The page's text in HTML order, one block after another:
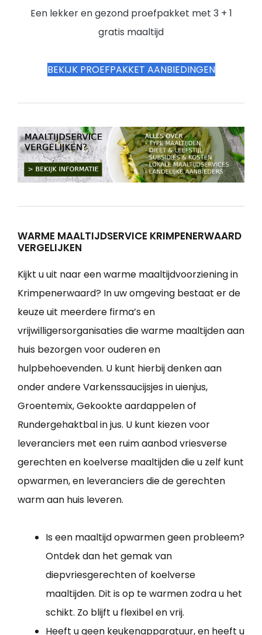
Een lekker en gezond proefpakket met 3 + 1
gratis maaltijd
BEKIJK PROEFPAKKET AANBIEDINGEN
WARME MAALTIJDSERVICE KRIMPENERWAARD
VERGELIJKEN
Kijkt u uit naar een warme maaltijdvoorziening in
Krimpenerwaard? In uw omgeving bestaat er de
keuze uit meerdere firma’s en
vrijwilligersorganisaties die warme maaltijden aan
huis bezorgen voor ouderen en
hulpbehoevenden. U kunt hierbij denken aan
onder andere Varkenssaucijsjes in uienjus,
Groentemix, Gekookte aardappelen of
Rundergehaktbal in jus. U kunt kiezen voor
leveranciers met een ruim aanbod vriesverse
gerechten en koelverse maaltijden die u zelf kunt
opwarmen, en leveranciers die de gerechten
warm aan huis leveren.
Is een maaltijd opwarmen geen probleem?
Ontdek dan het gemak van
diepvriesgerechten of koelverse
maaltijden. Dit is op te warmen zodra u het
schikt. Zo blijft u flexibel en vrij.
Heeft u geen keukenapparatuur, en heeft u